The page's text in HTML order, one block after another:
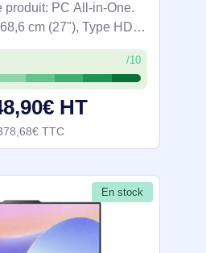
produit: PC All-in-One.
cm (27"), Type HD:
de l'écran: 1920 x
de panneau: IPS.
Intel® Core™ i7.
/10
HT
TTC
En stock